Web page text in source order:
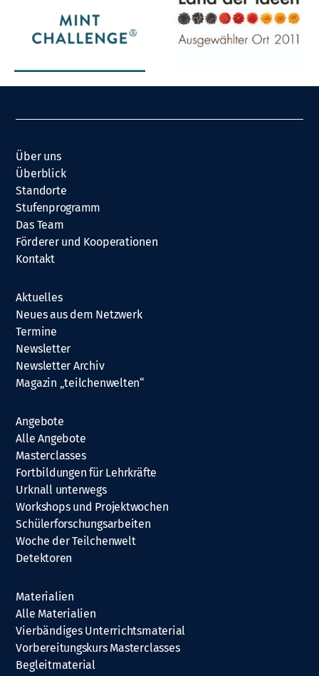
Über uns
Überblick
Standorte
Stufenprogramm
Das Team
Förderer und Kooperationen
Kontakt
Aktuelles
Neues aus dem Netzwerk
Termine
Newsletter
Newsletter Archiv
Magazin „teilchenwelten“
Angebote
Alle Angebote
Masterclasses
Fortbildungen für Lehrkräfte
Urknall unterwegs
Workshops und Projektwochen
Schülerforschungsarbeiten
Woche der Teilchenwelt
Detektoren
Materialien
Alle Materialien
Vierbändiges Unterrichtsmaterial
Vorbereitungskurs Masterclasses
Begleitmaterial